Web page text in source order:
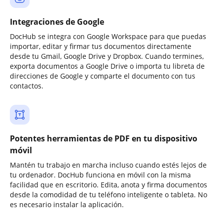
Integraciones de Google
DocHub se integra con Google Workspace para que puedas
importar, editar y firmar tus documentos directamente
desde tu Gmail, Google Drive y Dropbox. Cuando termines,
exporta documentos a Google Drive o importa tu libreta de
direcciones de Google y comparte el documento con tus
contactos.
Potentes herramientas de PDF en tu dispositivo
móvil
Mantén tu trabajo en marcha incluso cuando estés lejos de
tu ordenador. DocHub funciona en móvil con la misma
facilidad que en escritorio. Edita, anota y firma documentos
desde la comodidad de tu teléfono inteligente o tableta. No
es necesario instalar la aplicación.